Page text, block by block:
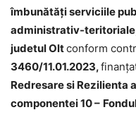
îmbunătăți serviciile
administrativ-
judetul Oltconform
3460/11.01.2023,
Redresare si Rezilienta
componentei 10 –